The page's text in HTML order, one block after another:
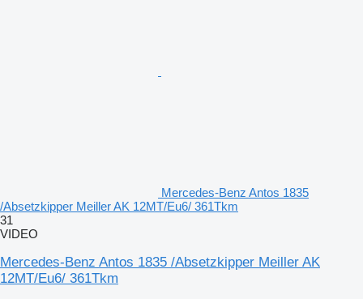
Mercedes-Benz Antos 1835
/Absetzkipper Meiller AK 12MT/Eu6/ 361Tkm
31
VIDEO
Mercedes-Benz Antos 1835 /Absetzkipper Meiller AK
12MT/Eu6/ 361Tkm